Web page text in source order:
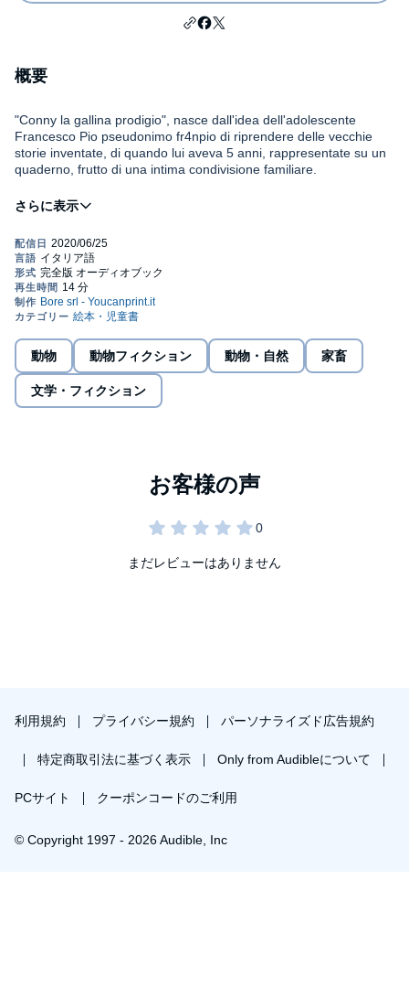
概要
"Conny la gallina prodigio", nasce dall'idea dell'adolescente
Francesco Pio pseudonimo fr4npio di riprendere delle vecchie
storie inventate, di quando lui aveva 5 anni, rappresentate su un
quaderno, frutto di una intima condivisione familiare.
La storia vuole evidenziare come nella vita le cose che appaiono
della vita stessa: una normale quotidianità e la serenità.
Troppo spesso si rincorrono ideali malsani e si immagina un
esuberante futuro fatto di cose futili perdendo di vista i riferimenti
e i veri valori della vita.
©2020 Carmine Sarcinella (P)2020 Carmine Sarcinella
動物 動物フィクション 動物・自然 家畜
文学・フィクション
まだレビューはありません
利用規約 プライバシー規約 パーソナライズド広告規約
特定商取引法に基づく表示 Only from Audibleについて
PCサイト クーポンコードのご利用
© Copyright 1997 - 2026 Audible, Inc